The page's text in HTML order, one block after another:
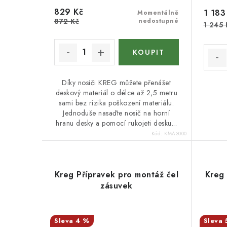
Momentálně
nedostupné
829 Kč
872 Kč
Díky nosiči KREG můžete přenášet
deskový materiál o délce až 2,5 metru
sami bez rizika poškození materiálu.
Jednoduše nasaďte nosič na horní
hranu desky a pomocí rukojeti desku...
Kód: KMA3000
1
1 245
Kreg Přípravek pro montáž čel
zásuvek
4 %